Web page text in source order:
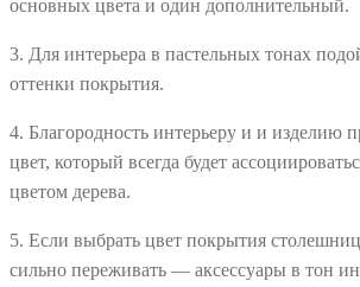
основных цвета и один дополнительный.
3. Для интерьера в пастельных тонах
оттенки покрытия.
4. Благородность интерьеру и и изделию
цвет, который всегда будет
цветом дерева.
5. Если выбрать цвет покрытия
сильно переживать — аксессуары в тон